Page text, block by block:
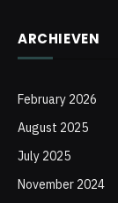
ARCHIEVEN
February 2026
August 2025
July 2025
November 2024